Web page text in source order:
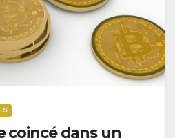
coincé dans un